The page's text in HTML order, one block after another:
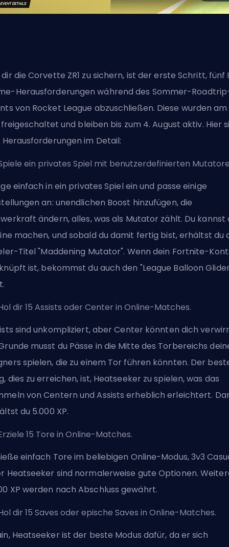
die Corvette ZR1 zu sichern, ist der erste Schritt, fünf
Herausforderungen während des Sommer-
von Rocket League abzuschließen. Diese wurden am
und bleiben bis zum 4. August aktiv. Hier
Herausforderungen im Detail:
ein privates Spiel mit benutzerdefinierten
einfach in ein privates Spiel ein und passe einige
an: unendlichen Boost hinzufügen, die
ändern, alles, was als Mutator zählt. Du kannst
machen, und sobald du damit fertig bist, erhältst du
Titel "Maddening Mutator". Wenn dein Fortnite-
ist, bekommst du auch den "League Balloon
dir 15 Assists oder Center in Online-Matches.
sind unkompliziert, aber Center könnten dich
musst du Pässe in die Mitte des Torbereichs
spielen, die zu einem Tor führen könnten. Der
dies zu erreichen, ist, Heatseeker zu spielen, was das
von Centern und Assists erheblich erleichtert.
du 5.000 XP.
15 Tore in Online-Matches.
einfach Tore im beliebigen Online-Modus, 3v3
Heatseeker sind normalerweise gute Optionen.
XP werden nach Abschluss gewährt.
dir 15 Saves oder epische Saves in Online-Matches.
Heatseeker ist der beste Modus dafür, da er sich